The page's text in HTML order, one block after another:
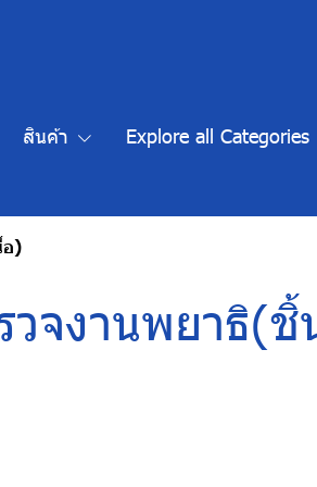
สินค้า Explore all Categories
อ)
วจงานพยาธิ(ชิ้